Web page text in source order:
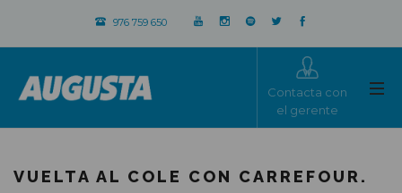
976 759 650
Contacta con
el gerente
VUELTA AL COLE CON CARREFOUR.